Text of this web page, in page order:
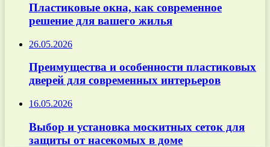
Пластиковые окна, как современное
решение для вашего жилья
26.05.2026
Преимущества и особенности пластиковых
дверей для современных интерьеров
16.05.2026
Выбор и установка москитных сеток для
защиты от насекомых в доме